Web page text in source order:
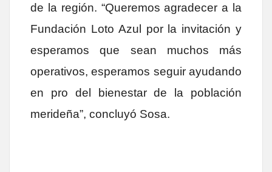
de la región. “Queremos agradecer a la
Fundación Loto Azul por la invitación y
esperamos que sean muchos más
operativos, esperamos seguir ayudando
en pro del bienestar de la población
merideña”, concluyó Sosa.